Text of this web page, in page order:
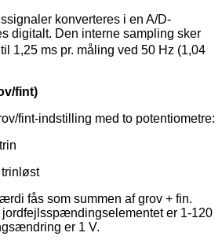
konverteres i en A/D-
digitalt. Den interne sampling sker
1,25 ms pr. måling ved 50 Hz (1,04
fint)
fint-indstilling med to potentiometre:
fås som summen af grov + fin.
jordfejlsspændingselementet er 1-120
er 1 V.